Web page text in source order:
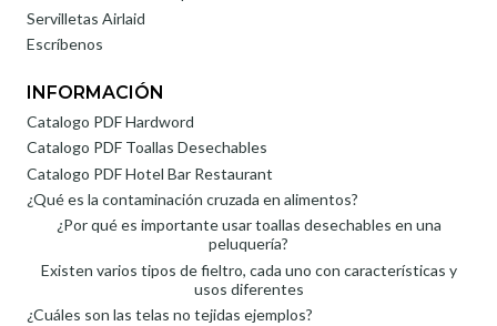
Servilletas Airlaid
Escríbenos
INFORMACIÓN
Catalogo PDF Hardword
Catalogo PDF Toallas Desechables
Catalogo PDF Hotel Bar Restaurant
¿Qué es la contaminación cruzada en alimentos?
¿Por qué es importante usar toallas desechables en una
peluquería?
Existen varios tipos de fieltro, cada uno con características y
usos diferentes
¿Cuáles son las telas no tejidas ejemplos?